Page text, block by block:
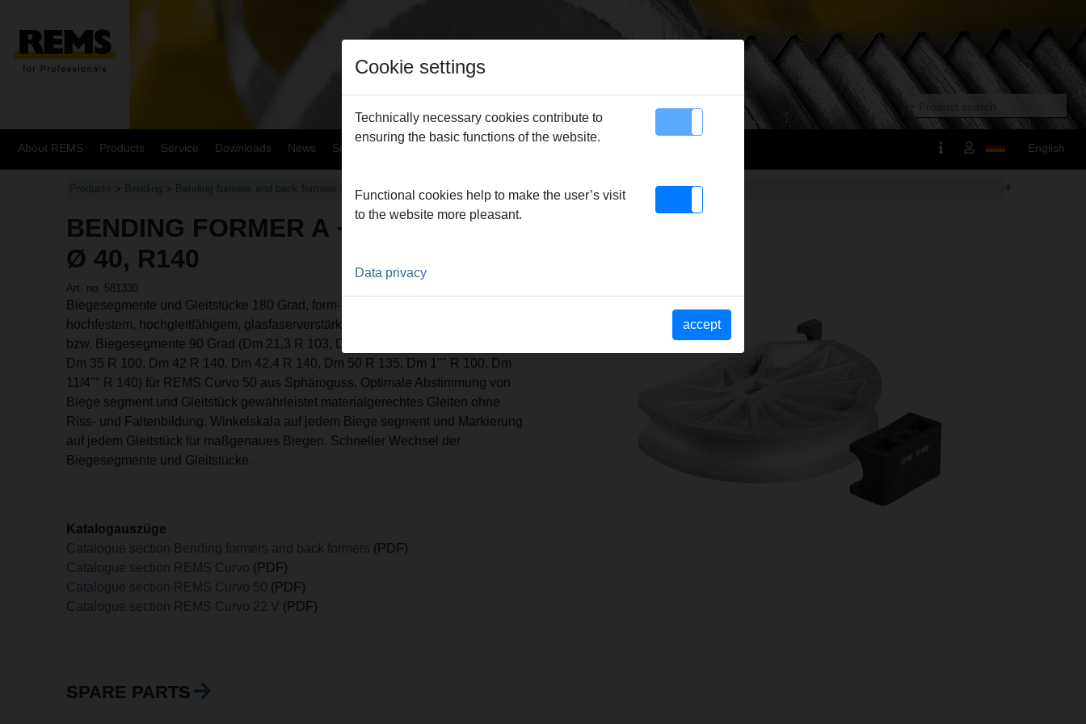
About REMS Products Service Downloads News Sitemap Contact English
Products > Bending > Bending formers and back formers > Bending former A + back former +
BENDING FORMER A + BACK FORMER
Ø 40, R140
Art. no. 581330
Biegesegmente und Gleitstücke 180 Grad, form- und druckstabil, aus
hochfestem, hochgleitfähigem, glasfaserverstärktem Polyamid oder Aluminium
bzw. Biegesegmente 90 Grad (Dm 21,3 R 103, Dm 26,9 R 102, Dm 33,7 R 100,
Dm 35 R 100, Dm 42 R 140, Dm 42,4 R 140, Dm 50 R 135, Dm 1"" R 100, Dm
11/4"" R 140) für REMS Curvo 50 aus Sphäroguss. Optimale Abstimmung von
Biege segment und Gleitstück gewährleistet materialgerechtes Gleiten ohne
Riss- und Faltenbildung. Winkelskala auf jedem Biege segment und Markierung
auf jedem Gleitstück für maßgenaues Biegen. Schneller Wechsel der
Biegesegmente und Gleitstücke.
Katalogauszüge
Catalogue section Bending formers and back formers (PDF)
Catalogue section REMS Curvo (PDF)
Catalogue section REMS Curvo 50 (PDF)
Catalogue section REMS Curvo 22 V (PDF)
SPARE PARTS
Cookie settings
Technically necessary cookies contribute to
ensuring the basic functions of the website.
Functional cookies help to make the user’s visit
to the website more pleasant.
Data privacy
accept